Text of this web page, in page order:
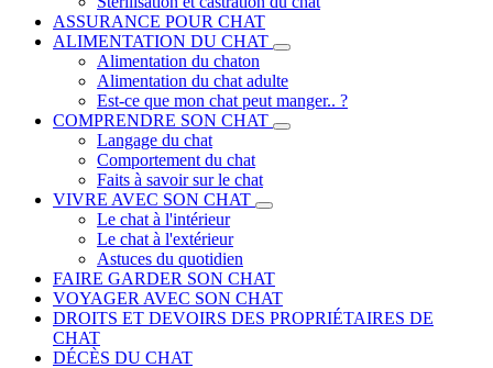
ASSURANCE POUR CHAT
ALIMENTATION DU CHAT
Alimentation du chaton
Alimentation du chat adulte
Est-ce que mon chat peut manger.. ?
COMPRENDRE SON CHAT
Langage du chat
Comportement du chat
Faits à savoir sur le chat
VIVRE AVEC SON CHAT
Le chat à l'intérieur
Le chat à l'extérieur
Astuces du quotidien
FAIRE GARDER SON CHAT
VOYAGER AVEC SON CHAT
DROITS ET DEVOIRS DES PROPRIÉTAIRES DE
CHAT
DÉCÈS DU CHAT